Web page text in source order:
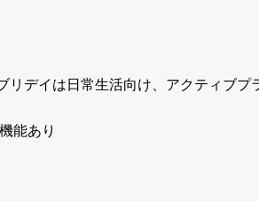
リデイは日常生活向け、アクティブプ
能あり